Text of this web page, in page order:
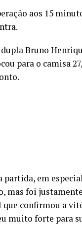
aos 15
Bruno
para o camisa
partida, em
mas foi
confirmou a
muito forte para